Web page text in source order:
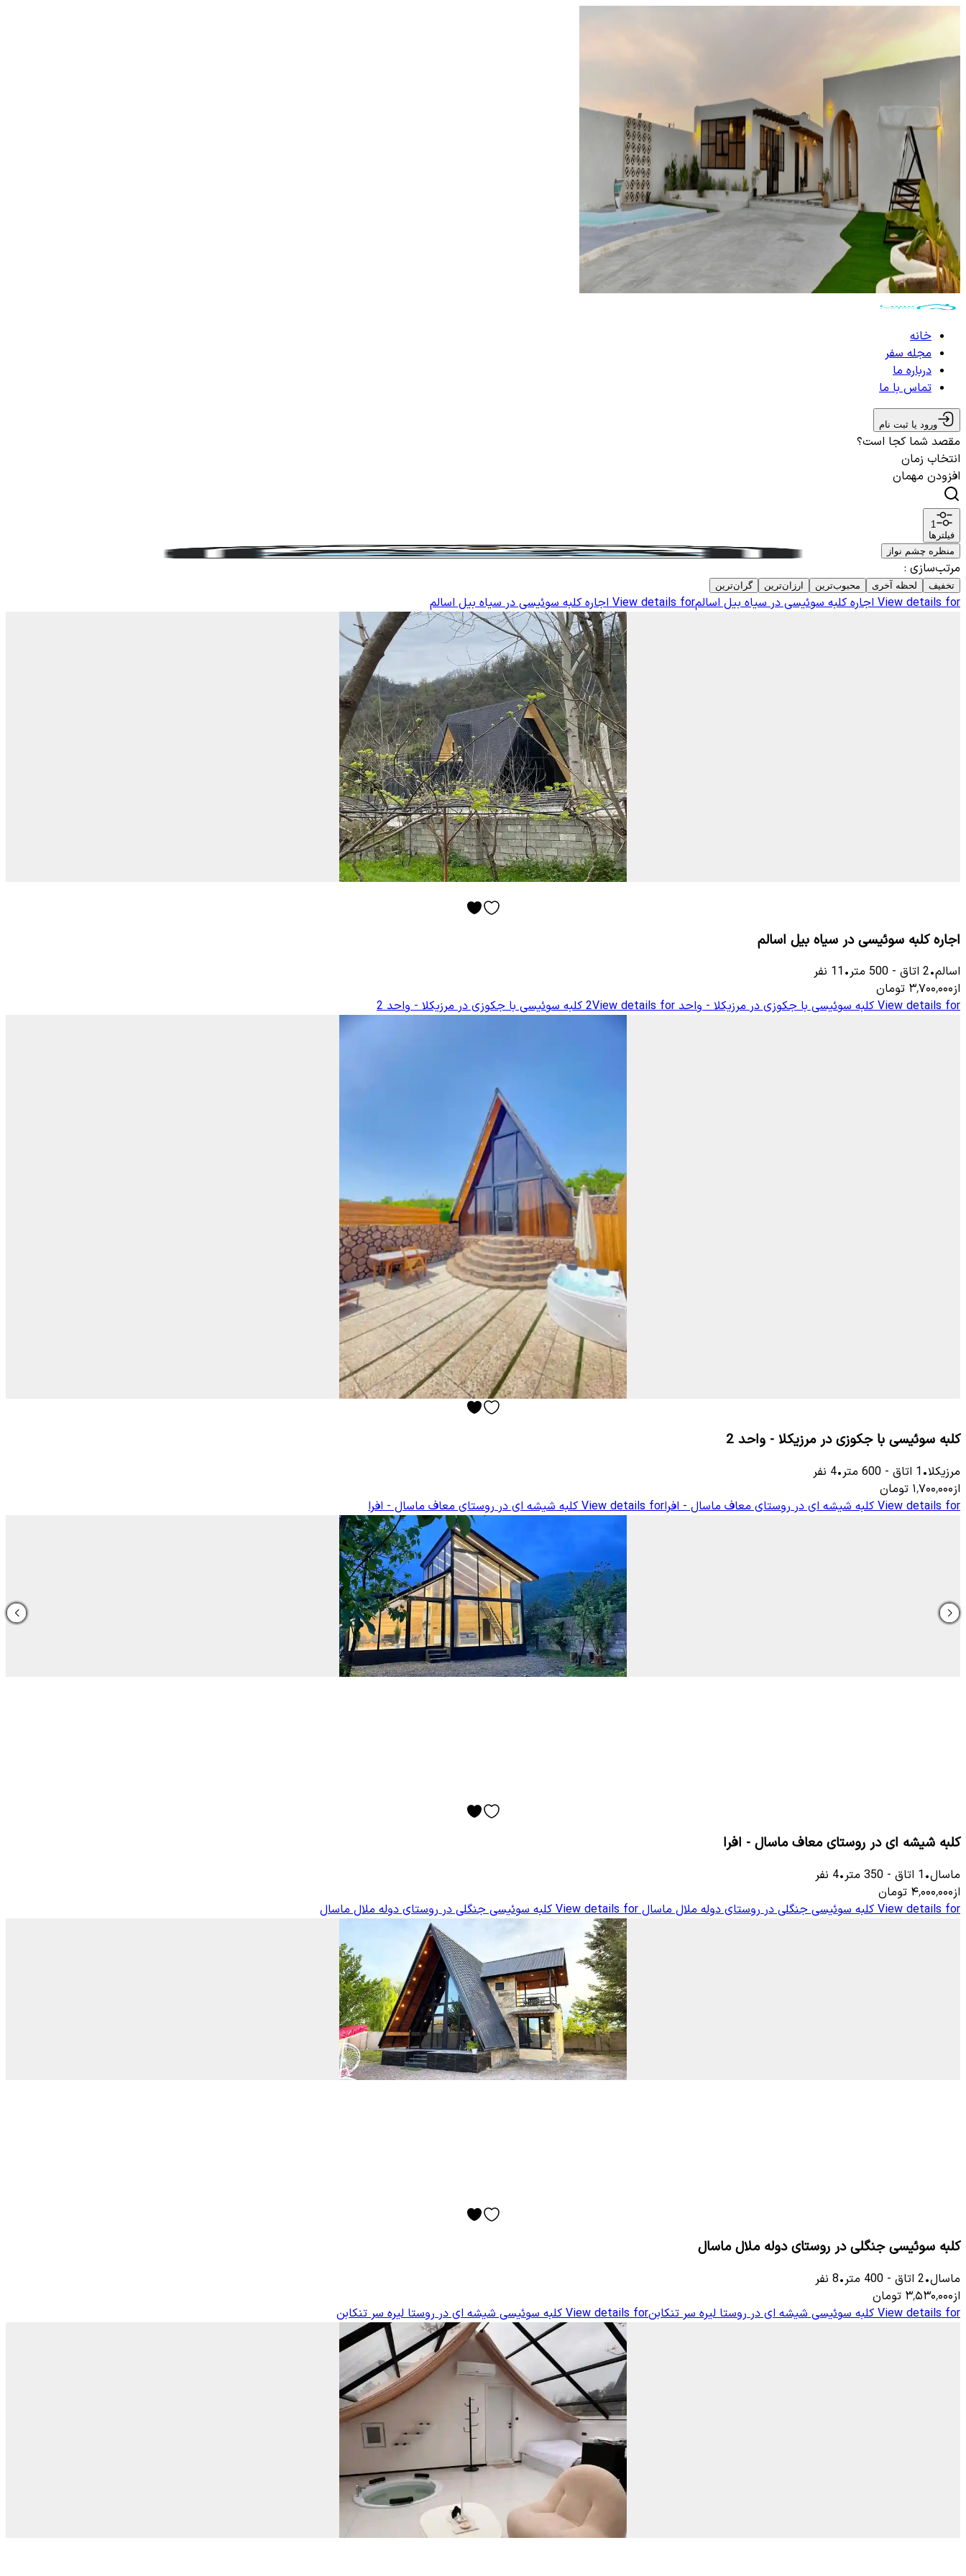
خانه
مجله سفر
درباره ما
تماس با ما
ورود یا ثبت نام
مقصد شما کجا است؟
انتخاب زمان
افزودن مهمان
1
فیلترها
منظره چشم نواز
مرتب‌سازی :
تخفیف لحظه آخری محبوب‌ترین ارزان‌ترین گران‌ترین
View details for اجاره کلبه سوئیسی در سیاه بیل اسالمView details for اجاره کلبه سوئیسی در سیاه بیل اسالم
اجاره کلبه سوئیسی در سیاه بیل اسالم
اسالم•
2 اتاق -
500 متر•
11 نفر
از۳٬۷۰۰٬۰۰۰ تومان
View details for کلبه سوئیسی با جکوزی در مرزیکلا - واحد 2View details for کلبه سوئیسی با جکوزی در مرزیکلا - واحد 2
کلبه سوئیسی با جکوزی در مرزیکلا - واحد 2
مرزیکلا•
1 اتاق -
600 متر•
4 نفر
از۱٬۷۰۰٬۰۰۰ تومان
View details for کلبه شیشه ای در روستای معاف ماسال - افراView details for کلبه شیشه ای در روستای معاف ماسال - افرا
کلبه شیشه ای در روستای معاف ماسال - افرا
ماسال•
1 اتاق -
350 متر•
4 نفر
از۴٬۰۰۰٬۰۰۰ تومان
View details for کلبه سوئیسی جنگلی در روستای دوله ملال ماسالView details for کلبه سوئیسی جنگلی در روستای دوله ملال ماسال
کلبه سوئیسی جنگلی در روستای دوله ملال ماسال
ماسال•
2 اتاق -
400 متر•
8 نفر
از۳٬۵۳۰٬۰۰۰ تومان
View details for کلبه سوئیسی شیشه ای در روستا لیره سر تنکابنView details for کلبه سوئیسی شیشه ای در روستا لیره سر تنکابن